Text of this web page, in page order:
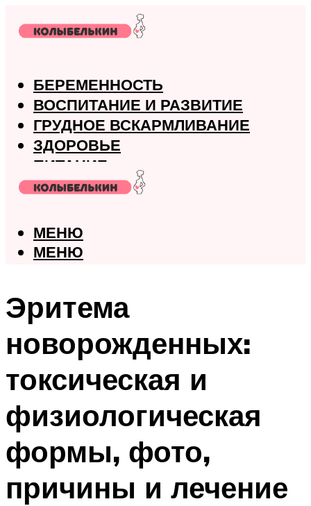
БЕРЕМЕННОСТЬ
ВОСПИТАНИЕ И РАЗВИТИЕ
ГРУДНОЕ ВСКАРМЛИВАНИЕ
ЗДОРОВЬЕ
ПИТАНИЕ
РОДЫ
МЕНЮ
МЕНЮ
Эритема
новорожденных:
токсическая и
физиологическая
формы, фото,
причины и лечение